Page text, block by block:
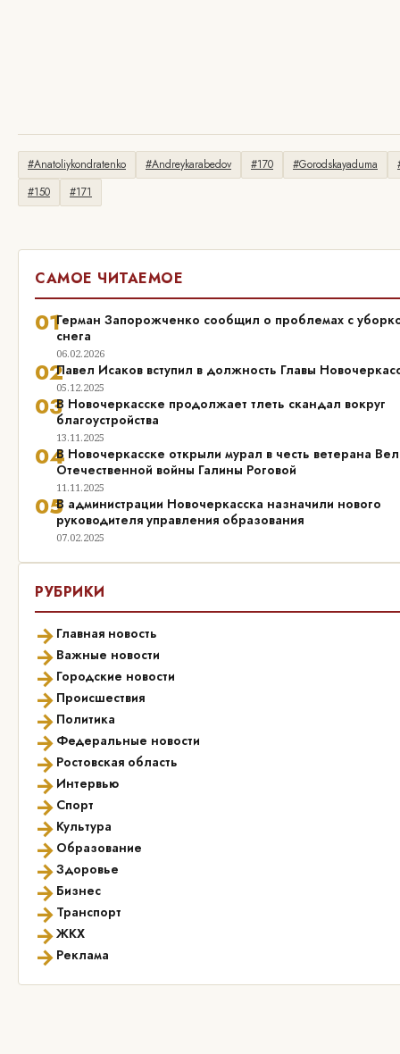
#Anatoliykondratenko #Andreykarabedov #170 #Gorodskayaduma
#150
#171
САМОЕ ЧИТАЕМОЕ
01Герман Запорожченко сообщил о проблемах с
снега
06.02.2026
02Павел Исаков вступил в должность Главы
05.12.2025
03В Новочеркасске продолжает тлеть скандал вокруг
благоустройства
13.11.2025
04В Новочеркасске открыли мурал в честь ветерана
Отечественной войны Галины Роговой
11.11.2025
05В администрации Новочеркасска назначили нового
руководителя управления образования
07.02.2025
РУБРИКИ
→ Главная новость
→ Важные новости
→ Городские новости
→ Происшествия
→ Политика
→ Федеральные новости
→ Ростовская область
→ Интервью
→ Спорт
→ Культура
→ Образование
→Здоровье
→ Бизнес
→ Транспорт
→ЖКХ
→ Реклама